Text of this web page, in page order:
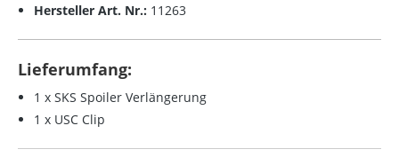
Hersteller Art. Nr.: 11263
Lieferumfang:
1 x SKS Spoiler Verlängerung
1 x USC Clip